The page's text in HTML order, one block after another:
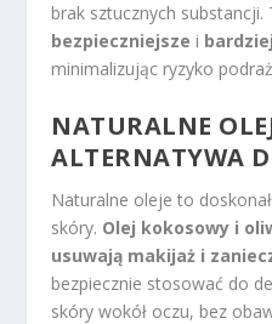
brak sztucznych
bezpieczniejsze i
minimalizując ryzyko
NATURALNE
ALTERNATYWA
Naturalne oleje to
skóry. Olej kokosowy i
usuwają makijaż i
bezpiecznie stosować do
skóry wokół oczu, bez